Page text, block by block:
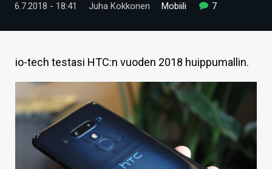
HINTA.FI
VAIHDA TEEMA
6.7.2018 - 18:41 Juha Kokkonen Mobiili 7
io-tech testasi HTC:n vuoden 2018 huippumallin.